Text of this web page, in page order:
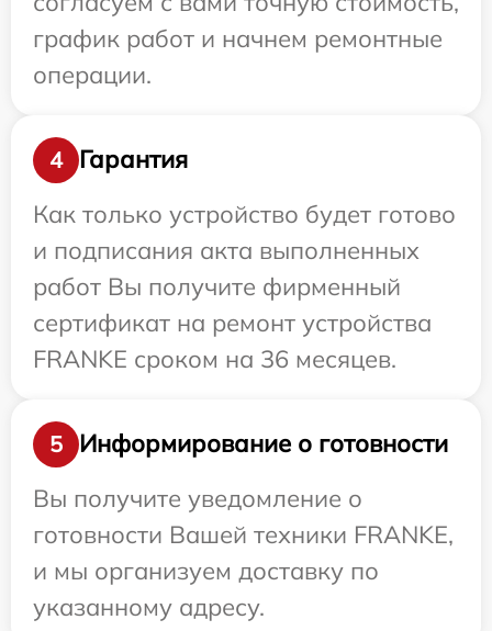
график работ и начнем ремонтные
операции.
4
Гарантия
Как только устройство будет готово
и подписания акта выполненных
работ Вы получите фирменный
сертификат на ремонт устройства
FRANKE сроком на 36 месяцев.
5
Информирование о готовности
Вы получите уведомление о
готовности Вашей техники FRANKE,
и мы организуем доставку по
указанному адресу.